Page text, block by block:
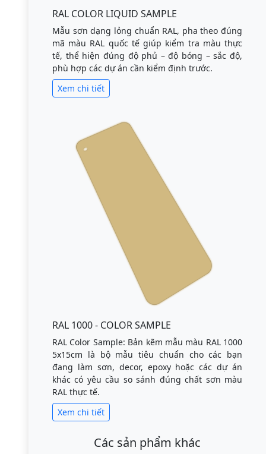
RAL COLOR LIQUID SAMPLE
Mẫu sơn dạng lỏng chuẩn RAL, pha theo đúng
mã màu RAL quốc tế giúp kiểm tra màu thực
tế, thể hiện đúng độ phủ – độ bóng – sắc độ,
phù hợp các dự án cần kiểm định trước.
Xem chi tiết
RAL 1000 - COLOR SAMPLE
RAL Color Sample: Bản kẽm mẫu màu RAL 1000
5x15cm là bộ mẫu tiêu chuẩn cho các bạn
đang làm sơn, decor, epoxy hoặc các dự án
khác có yêu cầu so sánh đúng chất sơn màu
RAL thực tế.
Xem chi tiết
Các sản phẩm khác